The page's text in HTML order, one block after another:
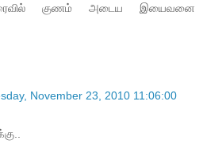
குணம் அடைய இயைவனை
November 23, 2010 11:06:00